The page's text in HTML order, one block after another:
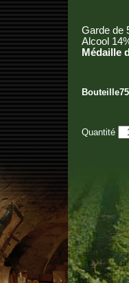
Garde de
Alcool
Médaille
Quantité